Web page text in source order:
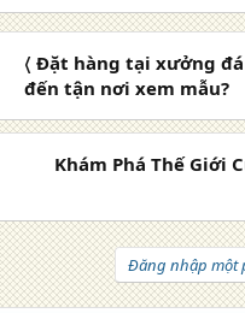
〈 Đặt hàng tại xưởng
đến tận nơi xem mẫu?
Khám Phá Thế Giới
Đăng nhập một